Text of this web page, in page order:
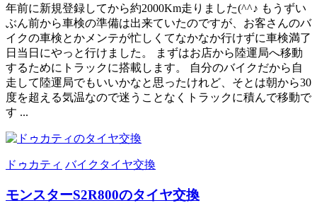
年前に新規登録してから約2000Km走りました(^^♪ もうずい
ぶん前から車検の準備は出来ていたのですが、お客さんのバ
イクの車検とかメンテが忙しくてなかなか行けずに車検満了
日当日にやっと行けました。 まずはお店から陸運局へ移動
するためにトラックに搭載します。 自分のバイクだから自
走して陸運局でもいいかなと思ったけれど、そとは朝から30
度を超える気温なので迷うことなくトラックに積んで移動で
す ...
ドゥカティ バイクタイヤ交換
モンスターS2R800のタイヤ交換